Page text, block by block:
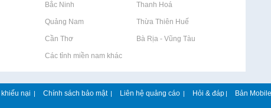
Rao vặt tại Bắc Ninh Rao vặt tại Thanh Hoá
Rao vặt tại Quảng Nam Rao vặt tại Thừa Thiên Huế
Rao vặt tại Cần Thơ Rao vặt tại Bà Rịa - Vũng Tàu
Rao vặt tại Các tỉnh miền nam khác
nại | Chính sách bảo mật | Liên hệ quảng cáo | Hỏi & đáp | Bản Mobile